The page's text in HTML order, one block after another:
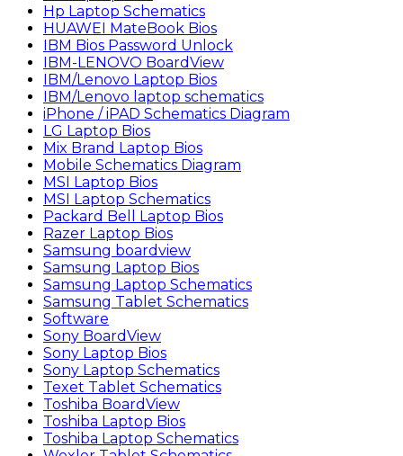
Hp Laptop Schematics
HUAWEI MateBook Bios
IBM Bios Password Unlock
IBM-LENOVO BoardView
IBM/Lenovo Laptop Bios
IBM/Lenovo laptop schematics
iPhone / iPAD Schematics Diagram
LG Laptop Bios
Mix Brand Laptop Bios
Mobile Schematics Diagram
MSI Laptop Bios
MSI Laptop Schematics
Packard Bell Laptop Bios
Razer Laptop Bios
Samsung boardview
Samsung Laptop Bios
Samsung Laptop Schematics
Samsung Tablet Schematics
Software
Sony BoardView
Sony Laptop Bios
Sony Laptop Schematics
Texet Tablet Schematics
Toshiba BoardView
Toshiba Laptop Bios
Toshiba Laptop Schematics